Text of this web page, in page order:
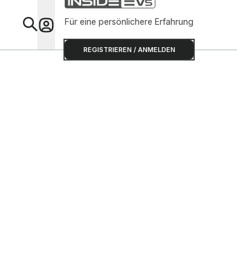
Für eine persönlichere Erfahrung
REGISTRIEREN / ANMELDEN